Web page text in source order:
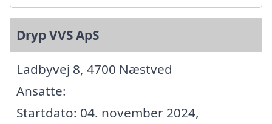
Dryp VVS ApS
Ladbyvej 8, 4700 Næstved
Ansatte:
Startdato: 04. november 2024,